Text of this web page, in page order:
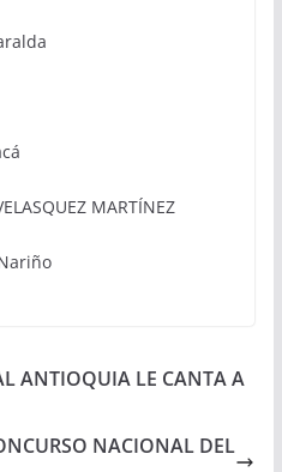
MARTÍNEZ
ANTIOQUIA LE CANTA A
NACIONAL DEL